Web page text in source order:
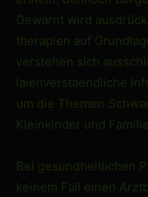
Gewarnt wird
therapien auf
verstehen sich
laienverstaendliche
um die Themen
Kleinkinder und Familie.
Bei gesundheitlichen
keinem Fall einen